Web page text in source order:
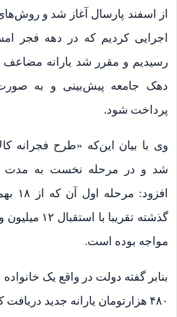
از اسفند پارسال آغاز شد و
اجرایی کردیم که در دهه فجر
رسیدیم و مقرر شد یارانه
دهک جامعه پیش‌بینی و به صورت
پرداخت شود.
وی با بیان این‌که «طرح فجرانه
شد و در مرحله نخست به مدت
مواجه بوده است.
۴۸۰ هزارتومان یارانه جدید دریافت کرده اند.